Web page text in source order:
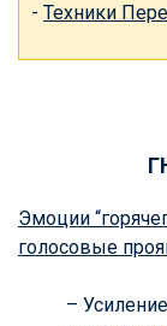
- Техники
Эмоции
голосовые
–